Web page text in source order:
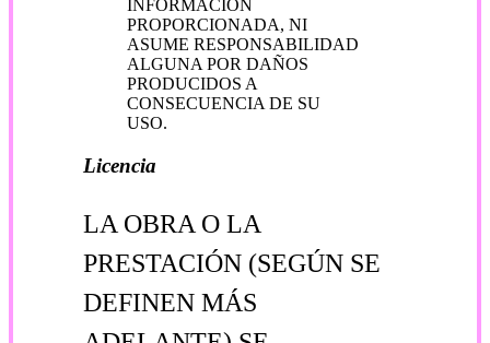
INFORMACIÓN
PROPORCIONADA, NI
ASUME RESPONSABILIDAD
ALGUNA POR DAÑOS
PRODUCIDOS A
CONSECUENCIA DE SU
USO.
Licencia
LA OBRA O LA
PRESTACIÓN (SEGÚN SE
DEFINEN MÁS